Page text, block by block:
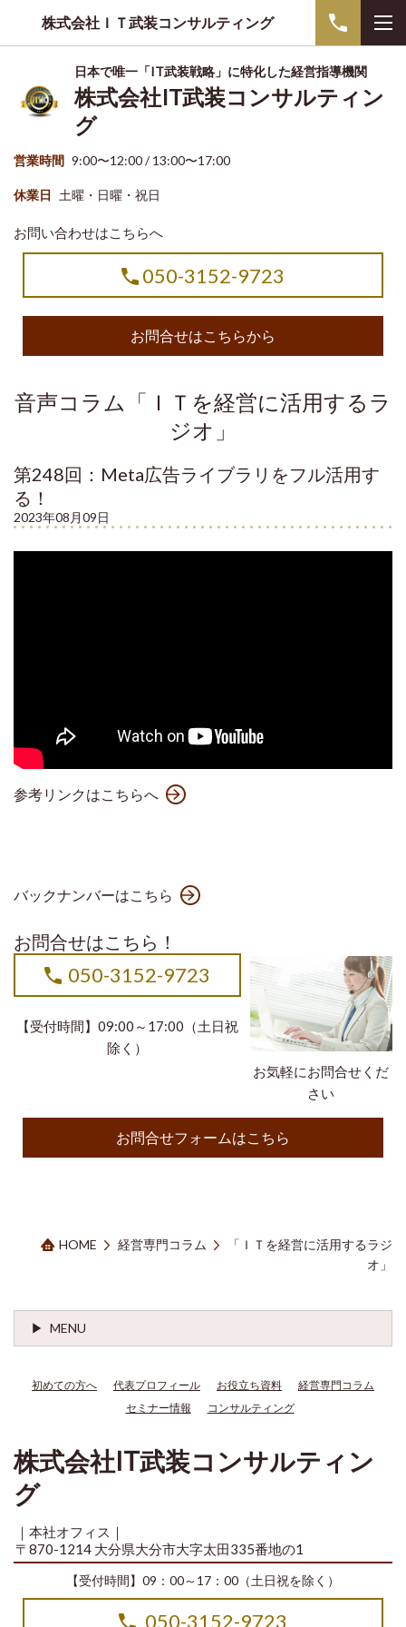
株式会社ＩＴ武装コンサルティング
日本で唯一「IT武装戦略」に特化した経営指導機関
株式会社IT武装コンサルティン
グ
営業時間 9:00〜12:00 / 13:00〜17:00
休業日 土曜・日曜・祝日
お問い合わせはこちらへ
050-3152-9723
お問合せはこちらから
音声コラム「ＩＴを経営に活用するラ
ジオ」
第248回：Meta広告ライブラリをフル活用す
る！
2023年08月09日
参考リンクはこちらへ
バックナンバーはこちら
お問合せはこちら！
お気軽にお問合せくだ
さい
050-3152-9723
【受付時間】09:00～17:00（土日祝
除く）
お問合せフォームはこちら
HOME 経営専門コラム
「ＩＴを経営に活用するラジ
オ」
MENU
初めての方へ 代表プロフィール お役立ち資料
経営専門コラム
セミナー情報
コンサルティング
株式会社IT武装コンサルティン
グ
｜本社オフィス｜
〒870-1214 大分県大分市大字太田335番地の1
【受付時間】09：00～17：00（土日祝を除く）
050-3152-9723